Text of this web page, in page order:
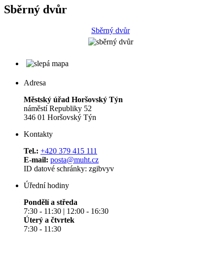
Sběrný dvůr
Sběrný dvůr
Adresa
Městský úřad Horšovský Týn
náměstí Republiky 52
346 01 Horšovský Týn
Kontakty
Tel.: +420 379 415 111
E-mail: posta@muht.cz
ID datové schránky: zgibvyv
Úřední hodiny
Pondělí a středa
7:30 - 11:30 | 12:00 - 16:30
Úterý a čtvrtek
7:30 - 11:30